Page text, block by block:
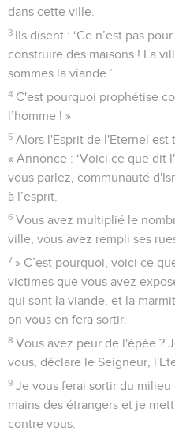
dans cette ville.
3 Ils disent : ‘Ce n’est pas
construire des maisons ! La
sommes la viande.’
4 C'est pourquoi prophétise
l’homme ! »
5 Alors l'Esprit de l'Eternel est
« Annonce : ‘Voici ce que dit
vous parlez, communauté
à l’esprit.
6 Vous avez multiplié le
ville, vous avez rempli ses
7 » C’est pourquoi, voici ce
victimes que vous avez
qui sont la viande, et la
on vous en fera sortir.
8 Vous avez peur de l'épée ?
vous, déclare le Seigneur,
9 Je vous ferai sortir du
mains des étrangers et je
contre vous.